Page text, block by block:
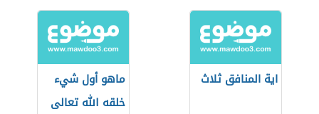
اية المنافق ثلاث
ماهو أول شيء
خلقه الله تعالى